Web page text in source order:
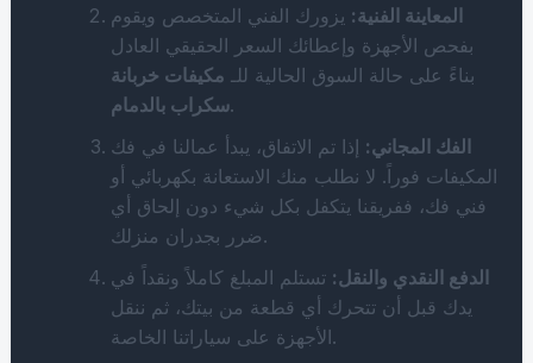
المعاينة الفنية: يزورك الفني المتخصص ويقوم
بفحص الأجهزة وإعطائك السعر الحقيقي العادل
بناءً على حالة السوق الحالية للـ مكيفات خربانة
سكراب بالدمام.
الفك المجاني: إذا تم الاتفاق، يبدأ عمالنا في فك
المكيفات فوراً. لا نطلب منك الاستعانة بكهربائي أو
فني فك، ففريقنا يتكفل بكل شيء دون إلحاق أي
ضرر بجدران منزلك.
الدفع النقدي والنقل: تستلم المبلغ كاملاً ونقداً في
يدك قبل أن تتحرك أي قطعة من بيتك، ثم ننقل
الأجهزة على سياراتنا الخاصة.